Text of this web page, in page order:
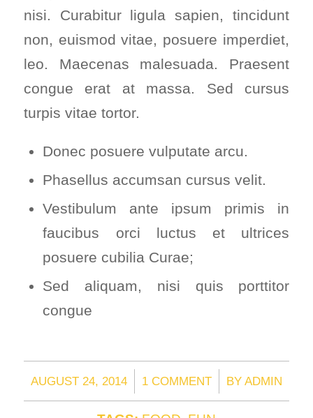
nisi. Curabitur ligula sapien, tincidunt
non, euismod vitae, posuere imperdiet,
leo. Maecenas malesuada. Praesent
congue erat at massa. Sed cursus
turpis vitae tortor.
Donec posuere vulputate arcu.
Phasellus accumsan cursus velit.
Vestibulum ante ipsum primis in
faucibus orci luctus et ultrices
posuere cubilia Curae;
Sed aliquam, nisi quis porttitor
congue
AUGUST 24, 2014
/ 1 COMMENT
/ BY ADMIN